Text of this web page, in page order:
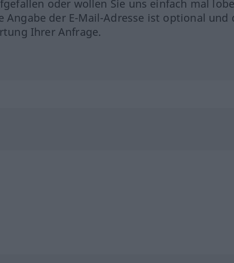
oder wollen Sie uns einfach mal
Angabe der E-Mail-Adresse ist optional und
Ihrer Anfrage.